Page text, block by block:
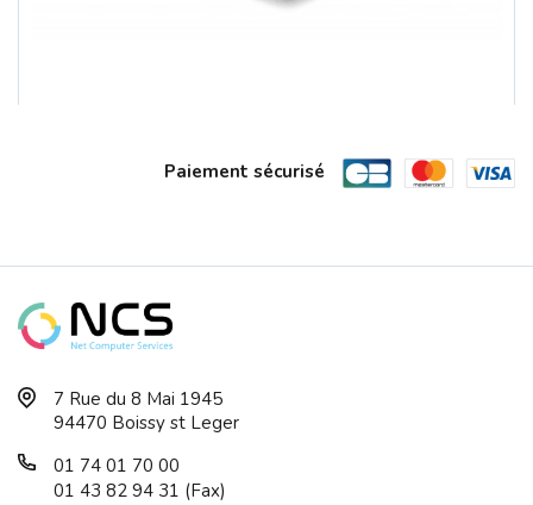
Paiement sécurisé
7 Rue du 8 Mai 1945
94470 Boissy st Leger
01 74 01 70 00
01 43 82 94 31 (Fax)